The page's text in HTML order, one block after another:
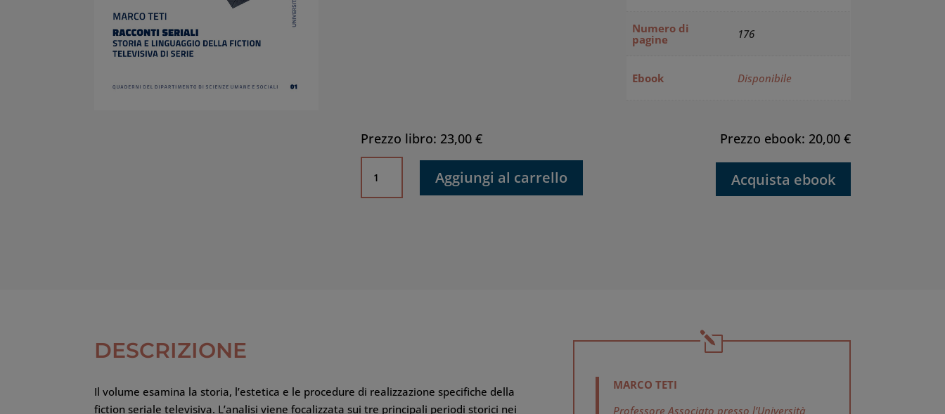
Numero di
pagine
176
Ebook Disponibile
Prezzo libro: 23,00 €
Racconti
seriali:
Aggiungi al carrello
Prezzo ebook: 20,00 €
Acquista ebook
DESCRIZIONE
Il volume esamina la storia, l’estetica e le procedure di realizzazione specifiche della
fiction seriale televisiva. L’analisi viene focalizzata sui tre principali periodi storici nei
MARCO TETI
Professore Associato presso l’Università